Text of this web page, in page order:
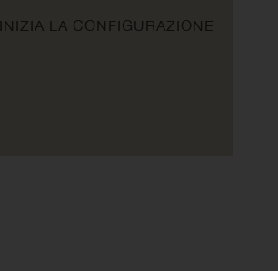
INIZIA LA CONFIGURAZIONE